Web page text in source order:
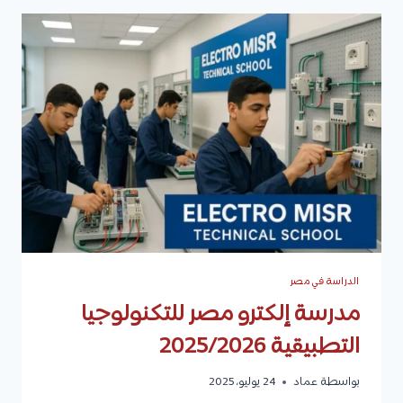
الصحي
2025/2026
|
القبول،
التنسيق،
وكيفية
التقديم
الدراسة في مصر
مدرسة إلكترو مصر للتكنولوجيا
التطبيقية 2025/2026
بواسطة عماد 24 يوليو، 2025